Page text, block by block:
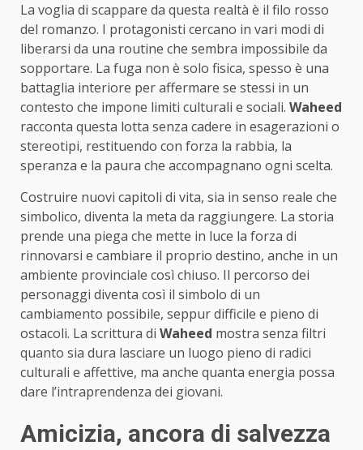
La voglia di scappare da questa realtà è il filo rosso
del romanzo. I protagonisti cercano in vari modi di
liberarsi da una routine che sembra impossibile da
sopportare. La fuga non è solo fisica, spesso è una
battaglia interiore per affermare se stessi in un
contesto che impone limiti culturali e sociali. Waheed
racconta questa lotta senza cadere in esagerazioni o
stereotipi, restituendo con forza la rabbia, la
speranza e la paura che accompagnano ogni scelta.
Costruire nuovi capitoli di vita, sia in senso reale che
simbolico, diventa la meta da raggiungere. La storia
prende una piega che mette in luce la forza di
rinnovarsi e cambiare il proprio destino, anche in un
ambiente provinciale così chiuso. Il percorso dei
personaggi diventa così il simbolo di un
cambiamento possibile, seppur difficile e pieno di
ostacoli. La scrittura di Waheed mostra senza filtri
quanto sia dura lasciare un luogo pieno di radici
culturali e affettive, ma anche quanta energia possa
dare l’intraprendenza dei giovani.
Amicizia, ancora di salvezza